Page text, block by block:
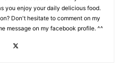
you enjoy your daily delicious food.
Don't hesitate to comment on my
message on my facebook profile. ^^